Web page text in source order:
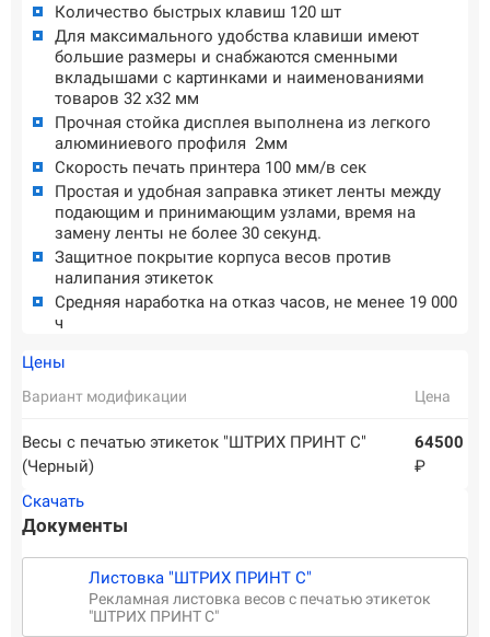
Количество быстрых клавиш 120 шт
Для максимального удобства клавиши имеют
большие размеры и снабжаются сменными
вкладышами с картинками и наименованиями
товаров 32 х32 мм
Прочная стойка дисплея выполнена из легкого
алюминиевого профиля 2мм
Скорость печать принтера 100 мм/в сек
Простая и удобная заправка этикет ленты между
подающим и принимающим узлами, время на
замену ленты не более 30 секунд.
Защитное покрытие корпуса весов против
налипания этикеток
Средняя наработка на отказ часов, не менее 19 000
ч
Цены
Вариант модификации Цена
Весы с печатью этикеток "ШТРИХ ПРИНТ С"
(Черный)
64500
₽
Скачать
Документы
Листовка "ШТРИХ ПРИНТ С"
Рекламная листовка весов с печатью этикеток
"ШТРИХ ПРИНТ С"